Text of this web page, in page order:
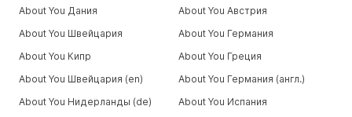
About You Дания
About You Австрия
About You Швейцария
About You Германия
About You Кипр
About You Греция
About You Швейцария (en)
About You Германия (англ.)
About You Нидерланды (de)
About You Испания